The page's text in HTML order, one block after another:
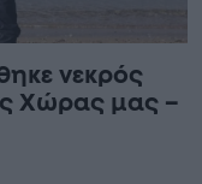
νεκρός
Χώρας μας –